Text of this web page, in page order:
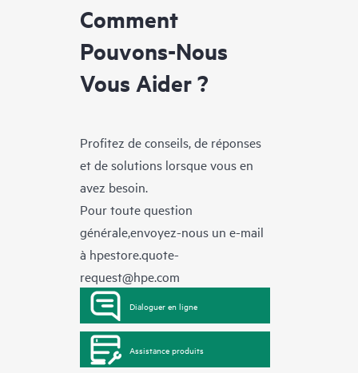
Comment
Pouvons-Nous
Vous Aider ?
Profitez de conseils, de réponses
et de solutions lorsque vous en
avez besoin.
Pour toute question
générale,envoyez-nous un e-mail
à hpestore.quote-
request@hpe.com
Dialoguer en ligne
Assistance produits